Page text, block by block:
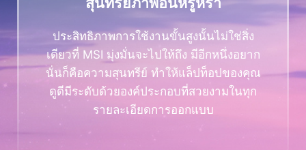
ประสิทธิภาพการใช้งานขั้นสูงนั้นไม่ใช่สิ่ง
เดียวที่ MSI มุ่งมั่นจะไปให้ถึง มีอีกหนึ่งอยาก
นั่นก็คือความสุนทรีย์ ทำให้แล็ปท็อปของคุณ
ดูดีมีระดับด้วยองค์ประกอบที่สวยงามในทุก
รายละเอียดการออกแบบ